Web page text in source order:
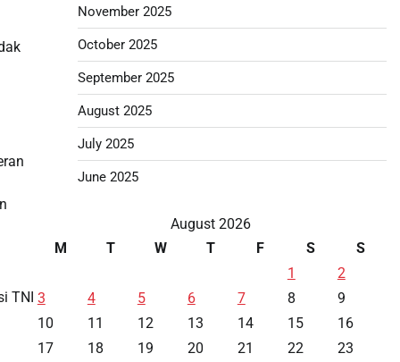
TNI
November 2025
October 2025
September 2025
August 2025
July 2025
June 2025
August 2026
M
T W T F S
S
1
2
3
4 5 6 7 8
9
10
11 12 13 14 15
16
17
18 19 20 21 22
23